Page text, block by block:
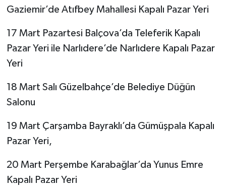
Gaziemir’de Atıfbey Mahallesi Kapalı Pazar Yeri
17 Mart Pazartesi Balçova’da Teleferik Kapalı
Pazar Yeri ile Narlıdere’de Narlıdere Kapalı Pazar
Yeri
18 Mart Salı Güzelbahçe’de Belediye Düğün
Salonu
19 Mart Çarşamba Bayraklı’da Gümüşpala Kapalı
Pazar Yeri,
20 Mart Perşembe Karabağlar’da Yunus Emre
Kapalı Pazar Yeri